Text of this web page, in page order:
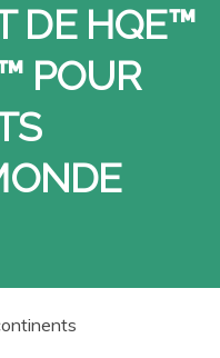
DE HQE™
POUR